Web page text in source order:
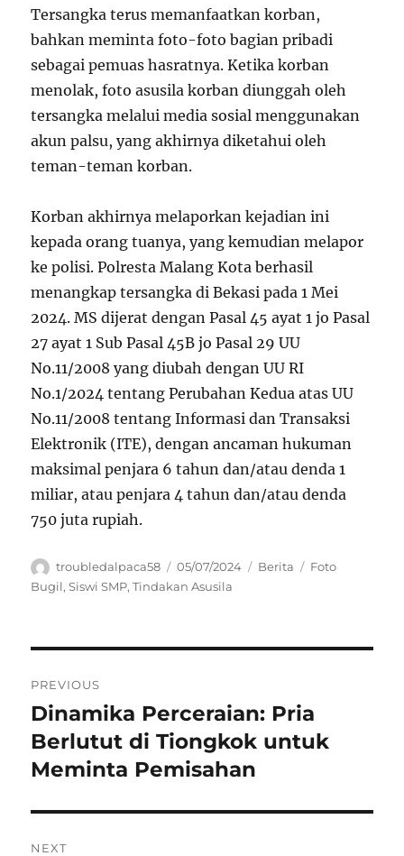
Tersangka terus memanfaatkan korban,
bahkan meminta foto-foto bagian pribadi
sebagai pemuas hasratnya. Ketika korban
menolak, foto asusila korban diunggah oleh
tersangka melalui media sosial menggunakan
akun palsu, yang akhirnya diketahui oleh
teman-teman korban.
Korban akhirnya melaporkan kejadian ini
kepada orang tuanya, yang kemudian melapor
ke polisi. Polresta Malang Kota berhasil
menangkap tersangka di Bekasi pada 1 Mei
2024. MS dijerat dengan Pasal 45 ayat 1 jo Pasal
27 ayat 1 Sub Pasal 45B jo Pasal 29 UU
No.11/2008 yang diubah dengan UU RI
No.1/2024 tentang Perubahan Kedua atas UU
No.11/2008 tentang Informasi dan Transaksi
Elektronik (ITE), dengan ancaman hukuman
maksimal penjara 6 tahun dan/atau denda 1
miliar, atau penjara 4 tahun dan/atau denda
750 juta rupiah.
Author
troubledalpaca58
Posted
on
05/07/2024 Categories
Berita Tags
Foto
Bugil,Siswi SMP,Tindakan Asusila
pos
PREVIOUS
Previous
post:
Dinamika Perceraian: Pria
Berlutut di Tiongkok untuk
Meminta Pemisahan
NEXT